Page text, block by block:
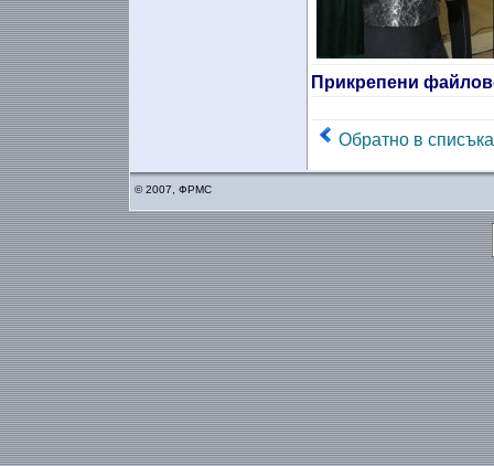
Прикрепени
Обратно в списъка
© 2007, ФРМС